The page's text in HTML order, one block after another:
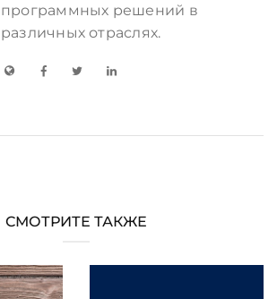
программных решений в
различных отраслях.
СМОТРИТЕ ТАКЖЕ